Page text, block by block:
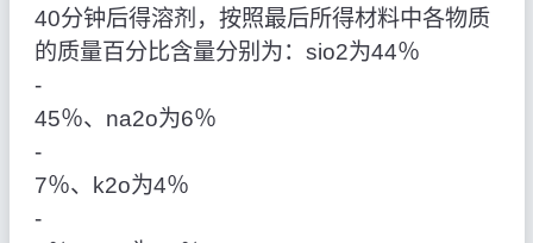
40分钟后得溶剂，按照最后所得材料中各物质
的质量百分比含量分别为：sio2为44％
‑
45％、na2o为6％
‑
7％、k2o为4％
‑